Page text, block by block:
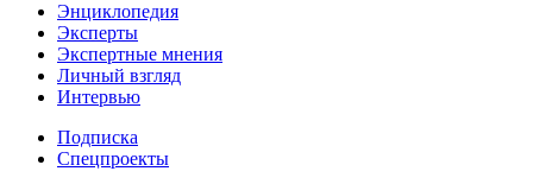
Энциклопедия
Эксперты
Экспертные мнения
Личный взгляд
Интервью
Подписка
Спецпроекты